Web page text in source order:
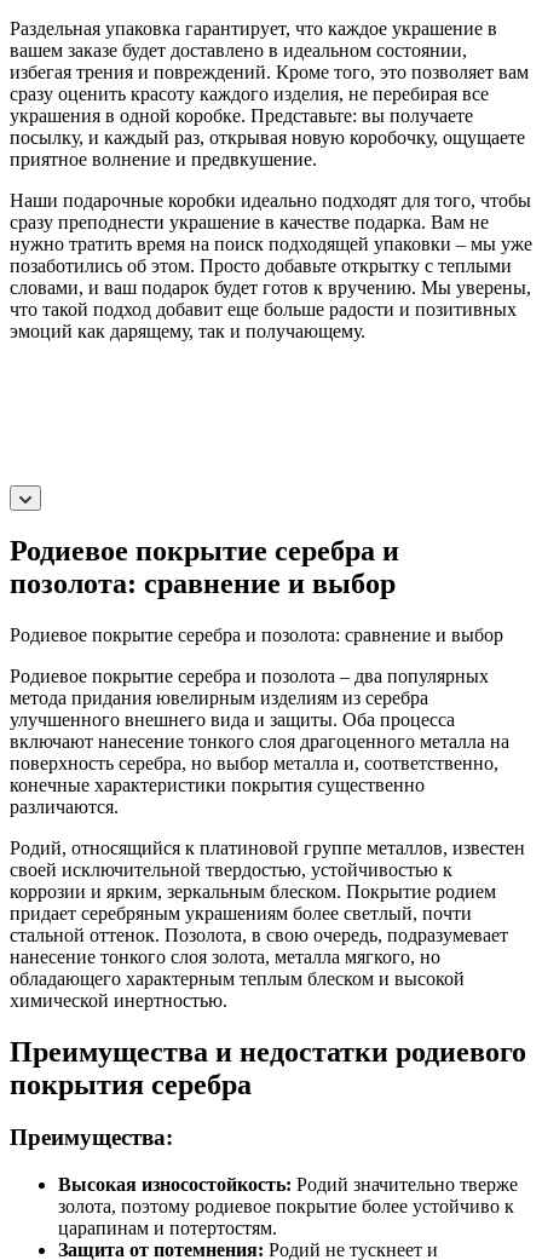
Раздельная упаковка гарантирует, что каждое украшение в
вашем заказе будет доставлено в идеальном состоянии,
избегая трения и повреждений. Кроме того, это позволяет вам
сразу оценить красоту каждого изделия, не перебирая все
украшения в одной коробке. Представьте: вы получаете
посылку, и каждый раз, открывая новую коробочку, ощущаете
приятное волнение и предвкушение.
Наши подарочные коробки идеально подходят для того, чтобы
сразу преподнести украшение в качестве подарка. Вам не
нужно тратить время на поиск подходящей упаковки – мы уже
позаботились об этом. Просто добавьте открытку с теплыми
словами, и ваш подарок будет готов к вручению. Мы уверены,
что такой подход добавит еще больше радости и позитивных
эмоций как дарящему, так и получающему.
Родиевое покрытие серебра и
позолота: сравнение и выбор
Родиевое покрытие серебра и позолота: сравнение и выбор
Родиевое покрытие серебра и позолота – два популярных
метода придания ювелирным изделиям из серебра
улучшенного внешнего вида и защиты. Оба процесса
включают нанесение тонкого слоя драгоценного металла на
поверхность серебра, но выбор металла и, соответственно,
конечные характеристики покрытия существенно
различаются.
Родий, относящийся к платиновой группе металлов, известен
своей исключительной твердостью, устойчивостью к
коррозии и ярким, зеркальным блеском. Покрытие родием
придает серебряным украшениям более светлый, почти
стальной оттенок. Позолота, в свою очередь, подразумевает
нанесение тонкого слоя золота, металла мягкого, но
обладающего характерным теплым блеском и высокой
химической инертностью.
Преимущества и недостатки родиевого
покрытия серебра
Преимущества:
Высокая износостойкость: Родий значительно тверже
золота, поэтому родиевое покрытие более устойчиво к
царапинам и потертостям.
Защита от потемнения: Родий не тускнеет и